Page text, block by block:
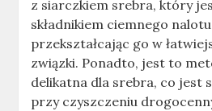
z siarczkiem srebra, który
składnikiem ciemnego
przekształcając go w
związki. Ponadto, jest to
delikatna dla srebra, co jest
przy czyszczeniu